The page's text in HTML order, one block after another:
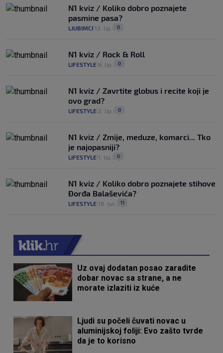
N1 kviz / Koliko dobro poznajete
pasmine pasa?
LJUBIMCI 13. lip. 0
N1 kviz / Rock & Roll
LIFESTYLE 8. lip. 0
N1 kviz / Zavrtite globus i recite koji je
ovo grad?
LIFESTYLE 2. lip. 0
N1 kviz / Zmije, meduze, komarci... Tko
je najopasniji?
LIFESTYLE 1. lip. 0
N1 kviz / Koliko dobro poznajete stihove
Đorđa Balaševića?
LIFESTYLE 18. svi. 11
Uz ovaj dodatan posao zaradite
dobar novac sa strane, a ne
morate izlaziti iz kuće
Ljudi su počeli čuvati novac u
aluminijskoj foliji: Evo zašto tvrde
da je to korisno